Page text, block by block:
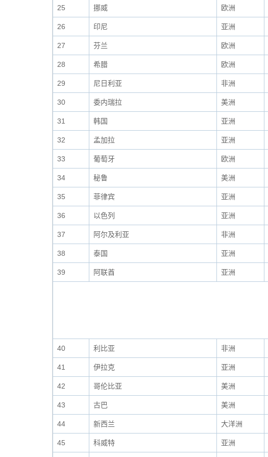
25 挪威 欧洲
26 印尼 亚洲
27 芬兰 欧洲
28 希腊 欧洲
29 尼日利亚 非洲
30 委内瑞拉 美洲
31 韩国 亚洲
32 孟加拉 亚洲
33 葡萄牙 欧洲
34 秘鲁 美洲
35 菲律宾 亚洲
36 以色列 亚洲
37 阿尔及利亚 非洲
38 泰国 亚洲
39 阿联酋 亚洲
40 利比亚 非洲
41 伊拉克 亚洲
42 哥伦比亚 美洲
43 古巴 美洲
44 新西兰 大洋洲
45 科威特 亚洲